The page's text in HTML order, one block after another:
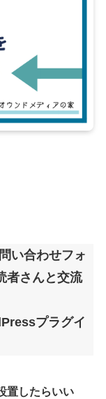
い合わせフォ
者さんと交流
プラグイ
置したらいい